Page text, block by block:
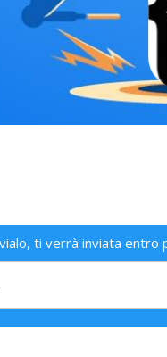
ti verrà inviata entro